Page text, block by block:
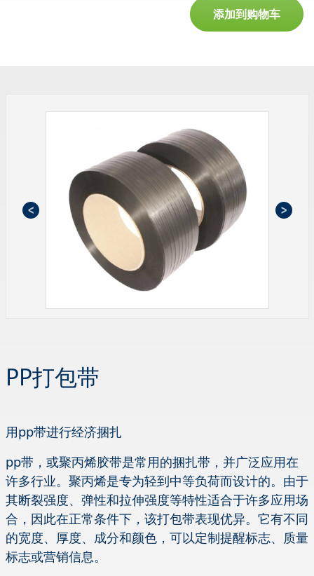
添加到购物车
PP打包带
用pp带进行经济捆扎
pp带，或聚丙烯胶带是常用的捆扎带，并广泛应用在
许多行业。聚丙烯是专为轻到中等负荷而设计的。由于
其断裂强度、弹性和拉伸强度等特性适合于许多应用场
合，因此在正常条件下，该打包带表现优异。它有不同
的宽度、厚度、成分和颜色，可以定制提醒标志、质量
标志或营销信息。